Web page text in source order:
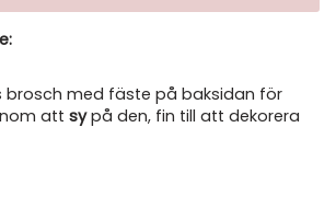
brosch med fäste på baksidan för
att sypå den, fin till att dekorera